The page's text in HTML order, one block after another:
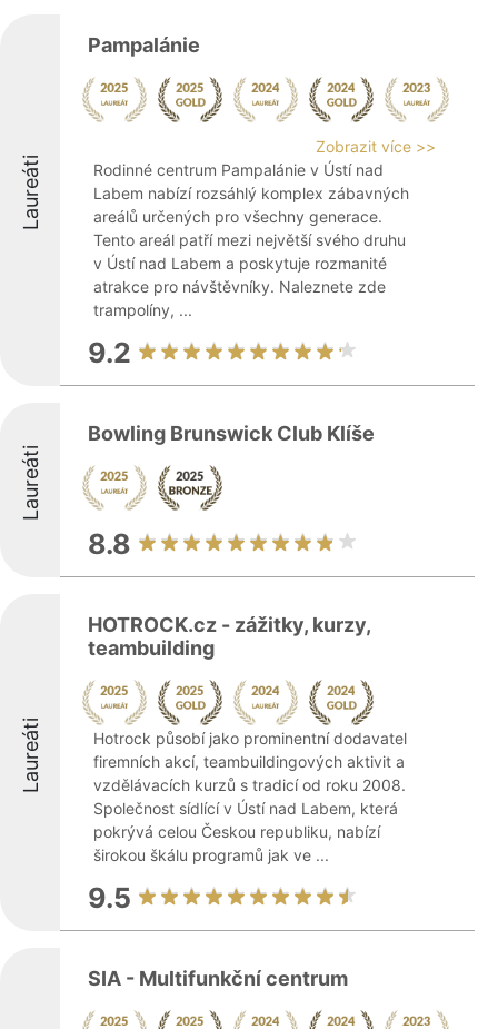
Laureáti
Pampalánie
Zobrazit více >>
Rodinné centrum Pampalánie v Ústí nad
Labem nabízí rozsáhlý komplex zábavných
areálů určených pro všechny generace.
Tento areál patří mezi největší svého druhu
v Ústí nad Labem a poskytuje rozmanité
atrakce pro návštěvníky. Naleznete zde
trampolíny, ...
9.2
Laureáti
Bowling Brunswick Club Klíše
8.8
Laureáti
HOTROCK.cz - zážitky, kurzy,
teambuilding
Hotrock působí jako prominentní dodavatel
firemních akcí, teambuildingových aktivit a
vzdělávacích kurzů s tradicí od roku 2008.
Společnost sídlící v Ústí nad Labem, která
pokrývá celou Českou republiku, nabízí
širokou škálu programů jak ve ...
9.5
SIA - Multifunkční centrum